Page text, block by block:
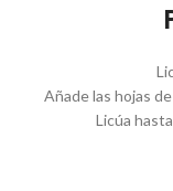
Añade las hojas
Licúa